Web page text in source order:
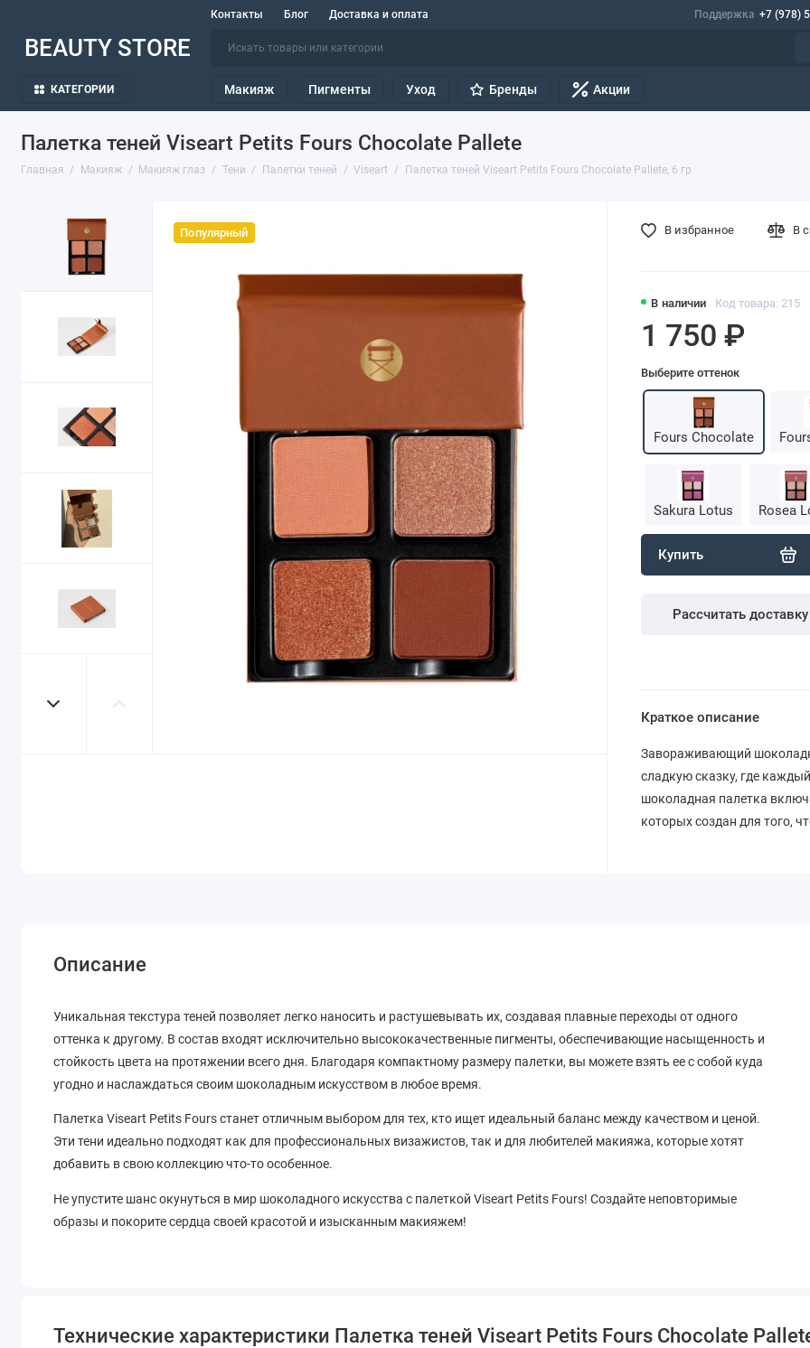
Контакты Блог Доставка и оплата Поддержка +7 (978)
BEAUTY STORE
КАТЕГОРИИ Макияж Пигменты Уход Бренды Акции
Палетка теней Viseart Petits Fours Chocolate Pallete
Главная Макияж Макияж глаз Тени Палетки теней Viseart Палетка теней Viseart Petits Fours Chocolate Pallete, 6 гр
Популярный
В наличии Код товара: 215
1 750 ₽
Выберите оттенок
Fours Chocolate
Sakura Lotus Rosea
Купить
Рассчитать доставку
В избранное В
Краткое описание
Завораживающий
сладкую сказку, где
шоколадная палетка
которых создан для того,
Описание
Уникальная текстура теней позволяет легко наносить и растушевывать их, создавая плавные переходы от одного
оттенка к другому. В состав входят исключительно высококачественные пигменты, обеспечивающие насыщенность и
стойкость цвета на протяжении всего дня. Благодаря компактному размеру палетки, вы можете взять ее с собой куда
угодно и наслаждаться своим шоколадным искусством в любое время.
Палетка Viseart Petits Fours станет отличным выбором для тех, кто ищет идеальный баланс между качеством и ценой.
Эти тени идеально подходят как для профессиональных визажистов, так и для любителей макияжа, которые хотят
добавить в свою коллекцию что-то особенное.
Не упустите шанс окунуться в мир шоколадного искусства с палеткой Viseart Petits Fours! Создайте неповторимые
образы и покорите сердца своей красотой и изысканным макияжем!
Технические характеристики Палетка теней Viseart Petits Fours Chocolate